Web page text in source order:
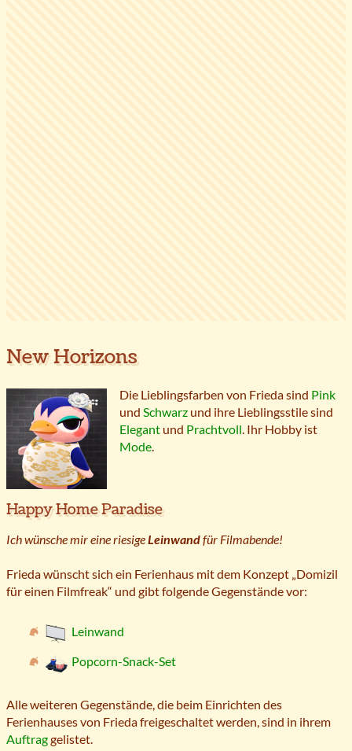
New Horizons
Die Lieblingsfarben von Frieda sind Pink
und Schwarz und ihre Lieblingsstile sind
Elegant und Prachtvoll. Ihr Hobby ist
Mode.
Happy Home Paradise
Ich wünsche mir eine riesigeLeinwandfür Filmabende!
Frieda wünscht sich ein Ferienhaus mit dem Konzept „Domizil
für einen Filmfreak“ und gibt folgende Gegenstände vor:
Leinwand
Popcorn-Snack-Set
Alle weiteren Gegenstände, die beim Einrichten des
Ferienhauses von Frieda freigeschaltet werden, sind in ihrem
Auftraggelistet.